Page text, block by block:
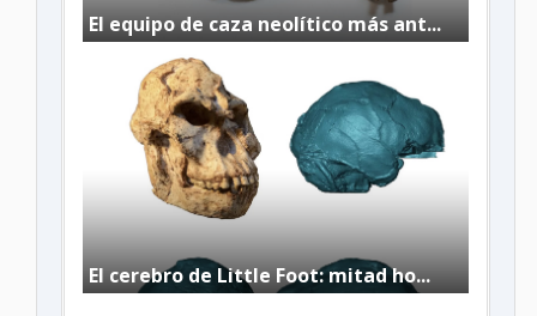
El equipo de caza neolítico más ant...
El cerebro de Little Foot: mitad ho...